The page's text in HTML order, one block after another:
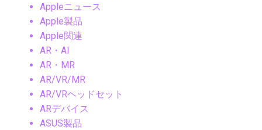
Appleニュース
Apple製品
Apple関連
AR・AI
AR・MR
AR/VR/MR
AR/VRヘッドセット
ARデバイス
ASUS製品